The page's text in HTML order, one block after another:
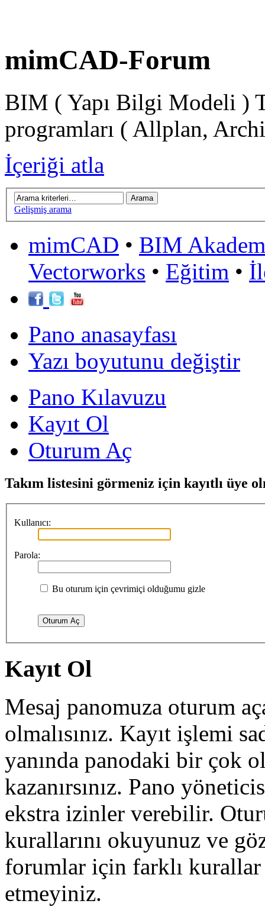
mimCAD-Forum
BIM ( Yapı Bilgi Modeli )
programları ( Allplan,
İçeriği atla
Gelişmiş arama
mimCAD • BIM
Vectorworks • Eğitim •
Pano anasayfası
Yazı boyutunu değiştir
Pano Kılavuzu
Kayıt Ol
Oturum Aç
Takım listesini görmeniz için kayıtlı üye
Kullanıcı:
Parola:
Bu oturum için çevrimiçi olduğumu gizle
Kayıt Ol
Mesaj panomuza oturum
olmalısınız. Kayıt işlemi
yanında panodaki bir çok
kazanırsınız. Pano
ekstra izinler verebilir.
kurallarını okuyunuz ve
forumlar için farklı kurallar
etmeyiniz.